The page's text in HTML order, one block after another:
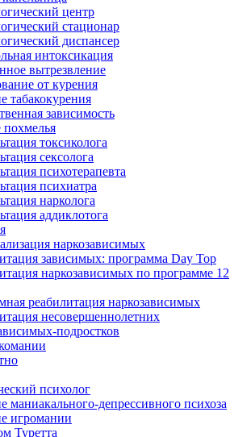
центр
стационар
диспансер
интоксикация
вытрезвление
от курения
табакокурения
зависимость
похмелья
токсиколога
сексолога
психотерапевта
психиатра
нарколога
аддиклотога
наркозависимых
зависимых: программа Day Top
наркозависимых по программе 12
реабилитация наркозависимых
несовершеннолетних
подростков
психолог
маниакального-депрессивного психоза
игромании
Туретта